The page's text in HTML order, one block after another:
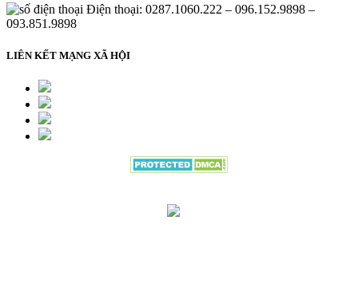
Điện thoại: 0287.1060.222 – 096.152.9898 –
093.851.9898
LIÊN KẾT MẠNG XÃ HỘI